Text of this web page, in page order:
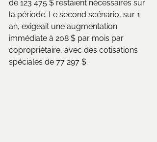
de 123 475 $ restaient nécessaires sur
la période. Le second scénario, sur 1
an, exigeait une augmentation
immédiate à 208 $ par mois par
copropriétaire, avec des cotisations
spéciales de 77 297 $.